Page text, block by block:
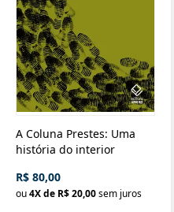
A Coluna Prestes: Uma
história do interior
R$ 80,00
ou4X de R$ 20,00sem juros